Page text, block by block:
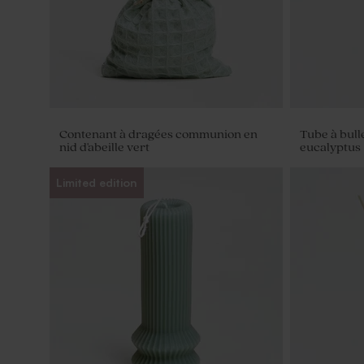
Contenant à dragées communion en
nid d'abeille vert
Tube à
eucalyptus
Limited edition